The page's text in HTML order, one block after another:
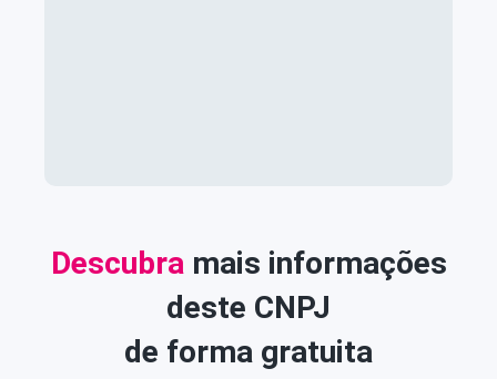
Descubra mais informações
deste CNPJ
de forma gratuita